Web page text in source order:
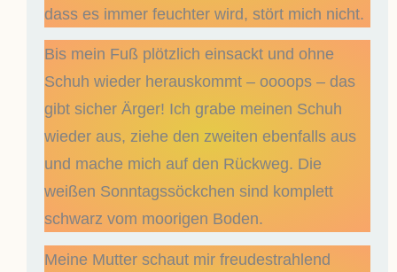
dass es immer feuchter wird, stört mich nicht.
Bis mein Fuß plötzlich einsackt und ohne
Schuh wieder herauskommt – oooops – das
gibt sicher Ärger! Ich grabe meinen Schuh
wieder aus, ziehe den zweiten ebenfalls aus
und mache mich auf den Rückweg. Die
weißen Sonntagssöckchen sind komplett
schwarz vom moorigen Boden.
Meine Mutter schaut mir freudestrahlend